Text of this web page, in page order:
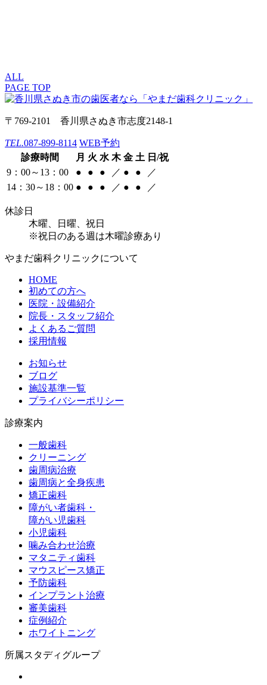
ALL
PAGE TOP
〒769-2101 香川県さぬき市志度2148-1
TEL.087-899-8114 WEB予約
診療時間
月 火 水 木 金 土 日/祝
9：00～13：00
● ● ● ／ ● ●
／
14：30～18：00 ● ● ● ／ ● ● ／
休診日
木曜、日曜、祝日
※祝日のある週は木曜診療あり
やまだ歯科クリニックについて
HOME
初めての方へ
医院・設備紹介
院長・スタッフ紹介
よくあるご質問
採用情報
お知らせ
ブログ
施設基準一覧
プライバシーポリシー
診療案内
一般歯科
クリーニング
歯周病治療
歯周病と全身疾患
矯正歯科
障がい者歯科・
障がい児歯科
小児歯科
噛み合わせ治療
マタニティ歯科
マウスピース矯正
予防歯科
インプラント治療
審美歯科
症例紹介
ホワイトニング
所属スタディグループ